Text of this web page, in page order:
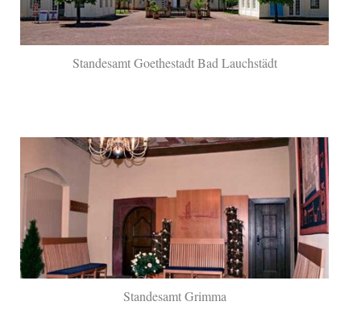
Standesamt Goethestadt Bad Lauchstädt
Standesamt Grimma